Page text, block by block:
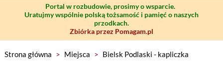
Portal w rozbudowie, prosimy o wsparcie.
Uratujmy wspólnie polską tożsamość i pamięć o naszych
przodkach.
Zbiórka przez Pomagam.pl
Strona główna > Miejsca > Bielsk Podlaski - kapliczka